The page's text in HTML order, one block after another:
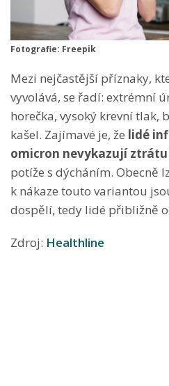
Fotografie: Freepik
Mezi nejčastější příznaky,
vyvolává, se řadí: extrémní
horečka, vysoký krevní tlak,
kašel. Zajímavé je, že lidé
omicron nevykazují ztrátu
potíže s dýcháním. Obecně
k nákaze touto variantou
dospělí, tedy lidé přibližně
Zdroj: Healthline